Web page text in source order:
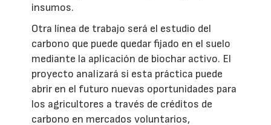
insumos.
Otra línea de trabajo será el estudio del
carbono que puede quedar fijado en el suelo
mediante la aplicación de biochar activo. El
proyecto analizará si esta práctica puede
abrir en el futuro nuevas oportunidades para
los agricultores a través de créditos de
carbono en mercados voluntarios,